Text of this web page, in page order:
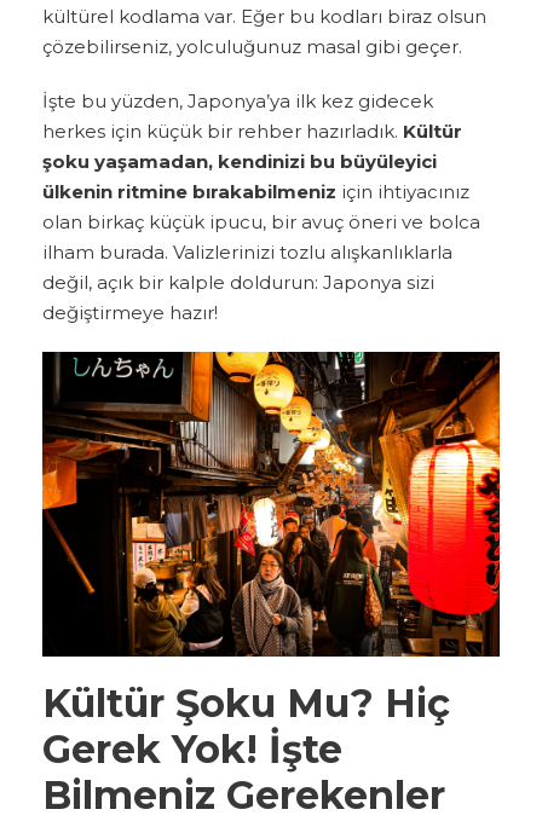
kültürel kodlama var. Eğer bu kodları biraz olsun
çözebilirseniz, yolculuğunuz masal gibi geçer.
İşte bu yüzden, Japonya’ya ilk kez gidecek
herkes için küçük bir rehber hazırladık. Kültür
şoku yaşamadan, kendinizi bu büyüleyici
ülkenin ritmine bırakabilmeniz için ihtiyacınız
olan birkaç küçük ipucu, bir avuç öneri ve bolca
ilham burada. Valizlerinizi tozlu alışkanlıklarla
değil, açık bir kalple doldurun: Japonya sizi
değiştirmeye hazır!
Kültür Şoku Mu? Hiç
Gerek Yok! İşte
Bilmeniz Gerekenler